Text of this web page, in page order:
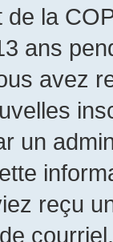
la
ans
avez
un
reçu